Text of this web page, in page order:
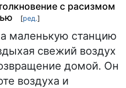
с расизмом
[ред.]
маленькую станцию
свежий воздух
домой. Он
воздуха и